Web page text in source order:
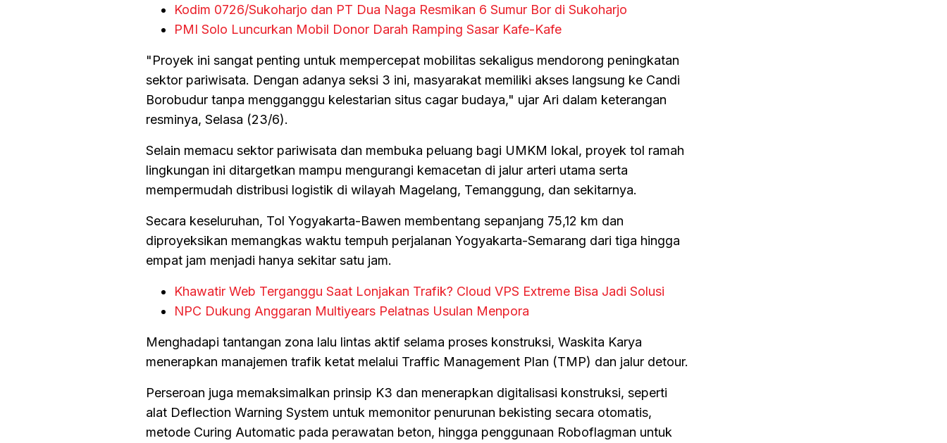
Kodim 0726/Sukoharjo dan PT Dua Naga Resmikan 6 Sumur Bor di Sukoharjo
PMI Solo Luncurkan Mobil Donor Darah Ramping Sasar Kafe-Kafe
"Proyek ini sangat penting untuk mempercepat mobilitas sekaligus mendorong peningkatan
sektor pariwisata. Dengan adanya seksi 3 ini, masyarakat memiliki akses langsung ke Candi
Borobudur tanpa mengganggu kelestarian situs cagar budaya," ujar Ari dalam keterangan
resminya, Selasa (23/6).
Selain memacu sektor pariwisata dan membuka peluang bagi UMKM lokal, proyek tol ramah
lingkungan ini ditargetkan mampu mengurangi kemacetan di jalur arteri utama serta
mempermudah distribusi logistik di wilayah Magelang, Temanggung, dan sekitarnya.
Secara keseluruhan, Tol Yogyakarta-Bawen membentang sepanjang 75,12 km dan
diproyeksikan memangkas waktu tempuh perjalanan Yogyakarta-Semarang dari tiga hingga
empat jam menjadi hanya sekitar satu jam.
Khawatir Web Terganggu Saat Lonjakan Trafik? Cloud VPS Extreme Bisa Jadi Solusi
NPC Dukung Anggaran Multiyears Pelatnas Usulan Menpora
Menghadapi tantangan zona lalu lintas aktif selama proses konstruksi, Waskita Karya
menerapkan manajemen trafik ketat melalui Traffic Management Plan (TMP) dan jalur detour.
Perseroan juga memaksimalkan prinsip K3 dan menerapkan digitalisasi konstruksi, seperti
alat Deflection Warning System untuk memonitor penurunan bekisting secara otomatis,
metode Curing Automatic pada perawatan beton, hingga penggunaan Roboflagman untuk